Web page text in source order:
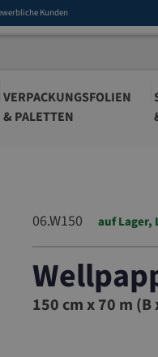
Kunden
VERPACKUNGSFOLIEN
& PALETTEN
06.W150 auf Lager,
06.W150
150 cm x 70 m (B